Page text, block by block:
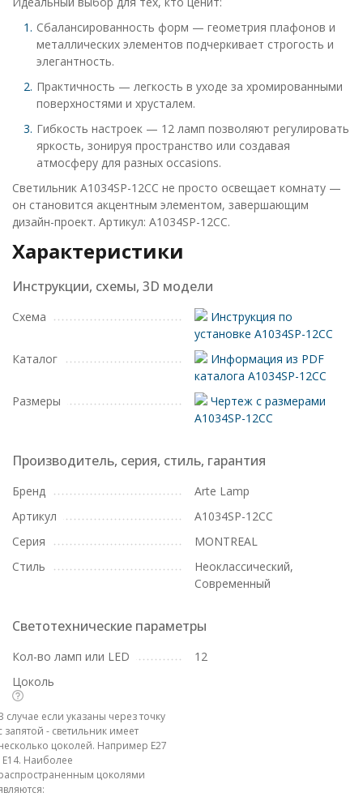
Сбалансированность форм — геометрия плафонов и
металлических элементов подчеркивает строгость и
элегантность.
Практичность — легкость в уходе за хромированными
поверхностями и хрусталем.
Гибкость настроек — 12 ламп позволяют регулировать
яркость, зонируя пространство или создавая
атмосферу для разных occasions.
Светильник A1034SP-12CC не просто освещает комнату —
он становится акцентным элементом, завершающим
дизайн-проект. Артикул: A1034SP-12CC.
Характеристики
Инструкции, схемы, 3D модели
Схема
Инструкция по
установке A1034SP-12CC
Каталог
Информация из PDF
каталога A1034SP-12CC
Размеры
Чертеж с размерами
A1034SP-12CC
Производитель, серия, стиль, гарантия
Бренд
Arte Lamp
Артикул
A1034SP-12CC
Серия
MONTREAL
Стиль
Неоклассический,
Современный
Светотехнические параметры
Кол-во ламп или LED
12
Цоколь
случае если указаны через точку
запятой - светильник имеет
цоколей. Например E27
E14. Наиболее
цоколями